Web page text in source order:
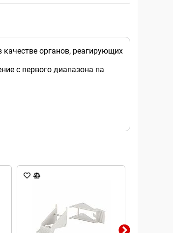
органов, реагирующих
с первого диапазона па